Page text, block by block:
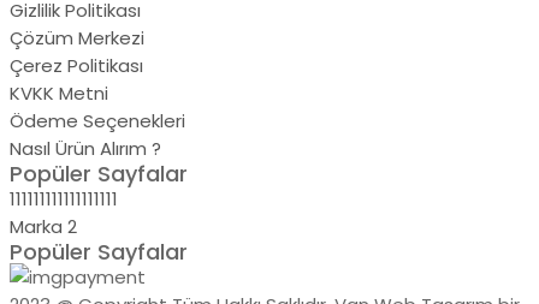
Gizlilik Politikası
Çözüm Merkezi
Çerez Politikası
KVKK Metni
Ödeme Seçenekleri
Nasıl Ürün Alırım ?
Popüler Sayfalar
111111111111111111
Marka 2
Popüler Sayfalar